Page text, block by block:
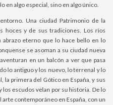
en algo especial, sino en algo único.
Una ciudad Patrimonio de la
hoces y de sus tradiciones. Los ríos
eterno que lo hace bello en lo
se asoman a su ciudad nueva
en un balcón a ver que pasa
lo antiguo y los nuevo, lo terrenal y lo
la primera del Gótico en España, y sus
escudos velan por su historia. De lo
contemporáneo en España, con un